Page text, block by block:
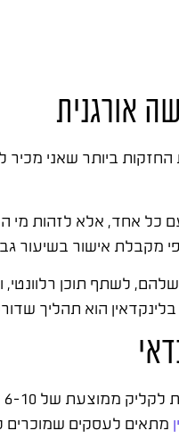
אורגנית
ביותר שאני מכיר
אחד, אלא לזהות מי
מקבלת אישור בשיעור
בלינקדאין הוא תהליך
מתאים לעסקים שמוכרים